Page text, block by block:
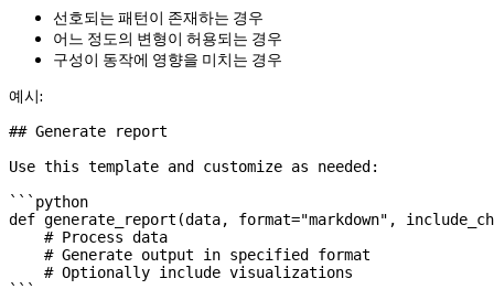
선호되는 패턴이 존재하는 경우
어느 정도의 변형이 허용되는 경우
구성이 동작에 영향을 미치는 경우
예시:
## Generate report
Use this template and customize as needed:
```python
def generate_report (data, format="markdown" ,
    # Process data
    # Generate output in specified format
    # Optionally include visualizations
```